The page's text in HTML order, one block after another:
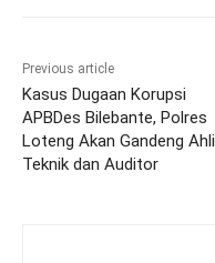
Previous article
Kasus Dugaan Korupsi
APBDes Bilebante, Polres
Loteng Akan Gandeng Ahli
Teknik dan Auditor